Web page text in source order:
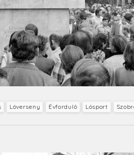
Lóverseny Évforduló Lósport